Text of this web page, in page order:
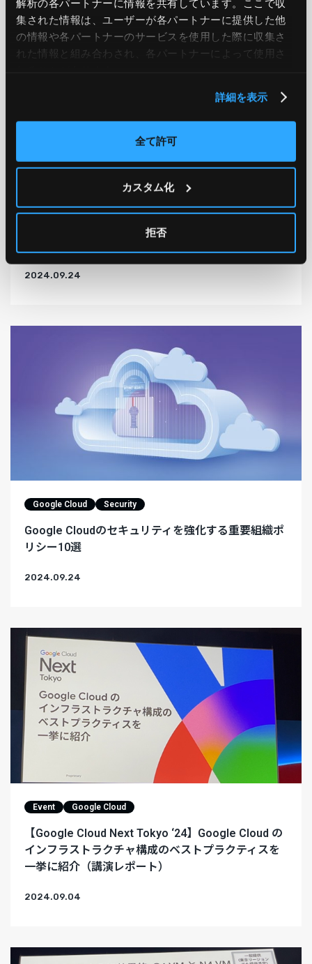
解析の各パートナーに情報を共有しています。ここで収
集された情報は、ユーザーが各パートナーに提供した他
の情報や各パートナーのサービスを使用した際に収集さ
れた情報と組み合わされ、各パートナーによって使用さ
詳細を表示
全て許可
カスタム化
拒否
Security
Google Cloudにもついに登場！組織のセキュリティ
を強化するPrivileged Access Manager（PAM）を
2024.09.24
Google Cloud Security
Google Cloudのセキュリティを強化する重要組織ポ
リシー10選
2024.09.24
Event Google Cloud
【Google Cloud Next Tokyo ‘24】Google Cloud の
インフラストラクチャ構成のベストプラクティスを
一挙に紹介（講演レポート）
2024.09.04